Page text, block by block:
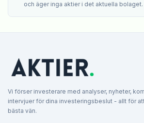
och äger inga aktier i det aktuella bolaget.
Vi förser investerare med analyser, nyheter,
intervjuer för dina investeringsbeslut - allt för
bästa vän.